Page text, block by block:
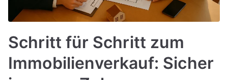
Schritt für Schritt zum
Immobilienverkauf: Sicher